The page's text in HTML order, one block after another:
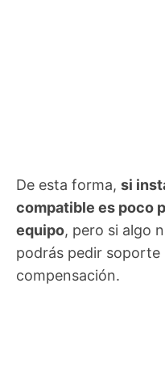
De esta forma, si
compatible es poco
equipo, pero si algo
podrás pedir
compensación.